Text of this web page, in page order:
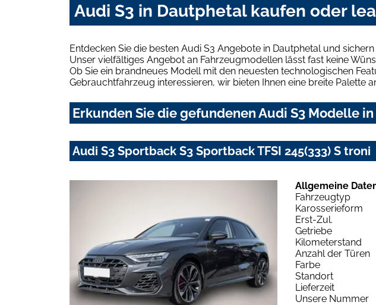
Audi S3 in Dautphetal kaufen oder
Entdecken Sie die besten Audi S3 Angebote in Dautphetal und
Unser vielfältiges Angebot an Fahrzeugmodellen lässt fast keine
Ob Sie ein brandneues Modell mit den neuesten technologischen
Gebrauchtfahrzeug interessieren, wir bieten Ihnen eine breite Palette
Erkunden Sie die gefundenen Audi S3 Modelle
Audi S3 Sportback S3 Sportback TFSI 245(333) S troni
Allgemeine
Fahrzeugtyp
Karosserieform
Erst-Zul.
Getriebe
Kilometerstand
Anzahl der Türen
Farbe
Standort
Lieferzeit
Unsere Nummer